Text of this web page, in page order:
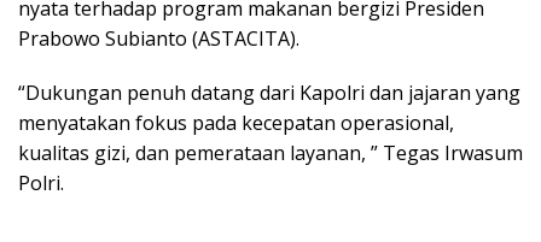
nyata terhadap program makanan bergizi Presiden
Prabowo Subianto (ASTACITA).
“Dukungan penuh datang dari Kapolri dan jajaran yang
menyatakan fokus pada kecepatan operasional,
kualitas gizi, dan pemerataan layanan, ” Tegas Irwasum
Polri.